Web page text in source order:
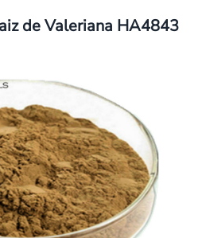
de Valeriana HA4843